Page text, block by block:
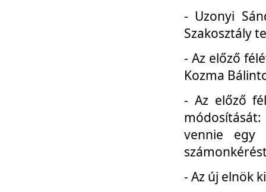
- Uzonyi
Szakosztály
- Az előző
Kozma
- Az előző
vennie egy
- Az új elnök